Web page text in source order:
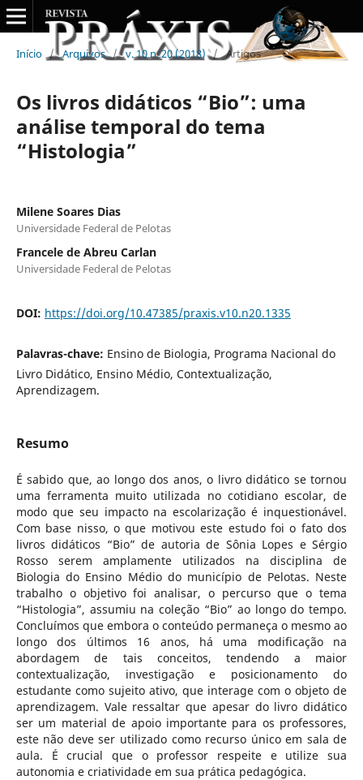
Início / Arquivos / v. 10 n. 20 (2018) / Artigos
Os livros didáticos “Bio”: uma
análise temporal do tema
“Histologia”
Milene Soares Dias
Universidade Federal de Pelotas
Francele de Abreu Carlan
Universidade Federal de Pelotas
DOI: https://doi.org/10.47385/praxis.v10.n20.1335
Palavras-chave: Ensino de Biologia, Programa Nacional do
Livro Didático, Ensino Médio, Contextualização,
Aprendizagem.
Resumo
É sabido que, ao longo dos anos, o livro didático se tornou
uma ferramenta muito utilizada no cotidiano escolar, de
modo que seu impacto na escolarização é inquestionável.
Com base nisso, o que motivou este estudo foi o fato dos
livros didáticos “Bio” de autoria de Sônia Lopes e Sérgio
Rosso serem amplamente utilizados na disciplina de
Biologia do Ensino Médio do município de Pelotas. Neste
trabalho o objetivo foi analisar, o percurso que o tema
“Histologia”, assumiu na coleção “Bio” ao longo do tempo.
Concluímos que embora o conteúdo permaneça o mesmo ao
longo dos últimos 16 anos, há uma modificação na
abordagem de tais conceitos, tendendo a maior
contextualização, investigação e posicionamento do
estudante como sujeito ativo, que interage com o objeto de
aprendizagem. Vale ressaltar que apesar do livro didático
ser um material de apoio importante para os professores,
este não deve ser utilizado como recurso único em sala de
aula. É crucial que o professor respeite e utilize sua
autonomia e criatividade em sua prática pedagógica.